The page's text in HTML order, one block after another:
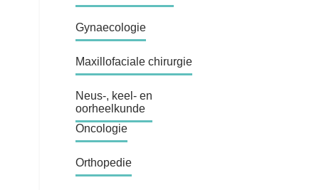
Gynaecologie
Maxillofaciale chirurgie
Neus-, keel- en
oorheelkunde
Oncologie
Orthopedie